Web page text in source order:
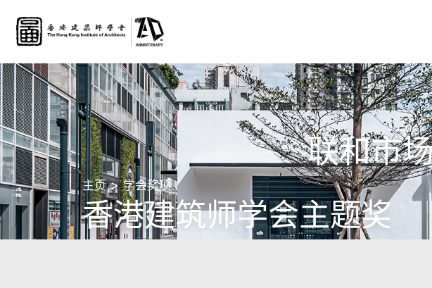
联和市
主页 学会奖项
香港建筑师学会主题奖